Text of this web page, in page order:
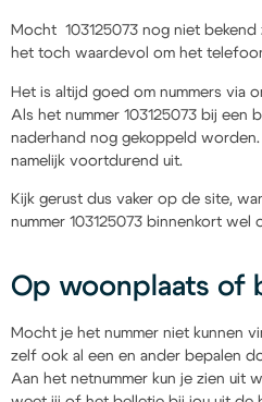
Mocht 103125073 nog niet bekend
het toch waardevol om het
Het is altijd goed om nummers via
Als het nummer 103125073 bij een
naderhand nog gekoppeld
namelijk voortdurend uit.
Kijk gerust dus vaker op de site,
nummer 103125073 binnenkort wel
Op woonplaats of
Mocht je het nummer niet kunnen
zelf ook al een en ander bepalen
Aan het netnummer kun je zien uit